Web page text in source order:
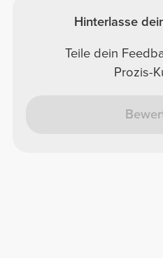
Hinterlasse
Teile dein
Prozis-